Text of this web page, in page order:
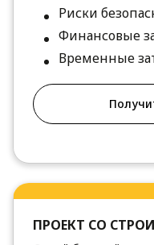
Риски
Финансовые
Временные
ПРОЕКТ СО